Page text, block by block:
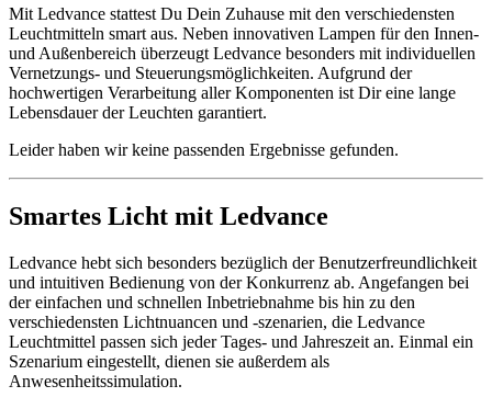
Mit Ledvance stattest Du Dein Zuhause mit den verschiedensten
Leuchtmitteln smart aus. Neben innovativen Lampen für den Innen-
und Außenbereich überzeugt Ledvance besonders mit individuellen
Vernetzungs- und Steuerungsmöglichkeiten. Aufgrund der
hochwertigen Verarbeitung aller Komponenten ist Dir eine lange
Lebensdauer der Leuchten garantiert.
Leider haben wir keine passenden Ergebnisse gefunden.
Smartes Licht mit Ledvance
Ledvance hebt sich besonders bezüglich der Benutzerfreundlichkeit
und intuitiven Bedienung von der Konkurrenz ab. Angefangen bei
der einfachen und schnellen Inbetriebnahme bis hin zu den
verschiedensten Lichtnuancen und -szenarien, die Ledvance
Leuchtmittel passen sich jeder Tages- und Jahreszeit an. Einmal ein
Szenarium eingestellt, dienen sie außerdem als
Anwesenheitssimulation.